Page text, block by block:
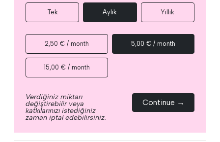
Tek Aylık Yıllık
2,50 € / month 5,00 € / month
15,00 € / month
Verdiğiniz miktarı
değiştirebilir veya
katkılarınızı istediğiniz
zaman iptal edebilirsiniz.
Continue →